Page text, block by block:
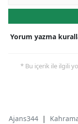
Yorum yazma
* Bu içerik ile ilgili
Ajans344 |